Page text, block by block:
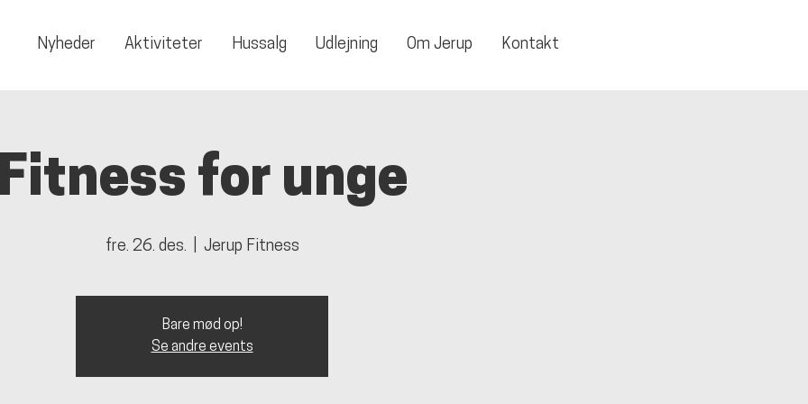
Nyheder Aktiviteter Hussalg Udlejning Om Jerup Kontakt
Fitness for unge
fre. 26. des. Jerup Fitness
Bare mød op!
Se andre events